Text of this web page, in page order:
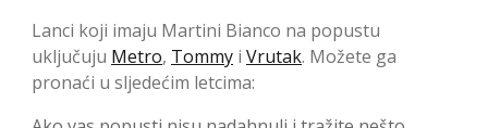
Lanci koji imaju Martini Bianco na popustu
uključuju Metro, Tommy i Vrutak. Možete ga
pronaći u sljedećim letcima: